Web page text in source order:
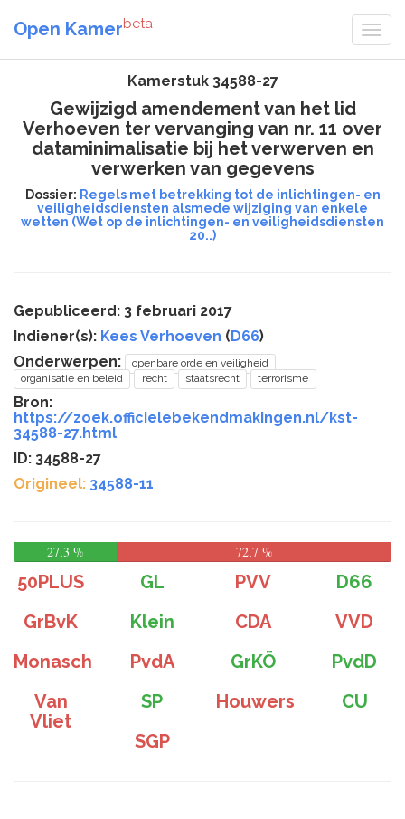
Open Kamerbeta
Kamerstuk 34588-27
Gewijzigd amendement van het lid
Verhoeven ter vervanging van nr. 11 over
dataminimalisatie bij het verwerven en
verwerken van gegevens
Dossier: Regels met betrekking tot de inlichtingen- en
veiligheidsdiensten alsmede wijziging van enkele
wetten (Wet op de inlichtingen- en veiligheidsdiensten
20..)
Gepubliceerd: 3 februari 2017
Indiener(s): Kees Verhoeven (D66)
Onderwerpen:
openbare orde en veiligheid
organisatie en beleid
recht staatsrecht terrorisme
Bron:
https://zoek.officielebekendmakingen.nl/kst-
34588-27.html
ID: 34588-27
Origineel: 34588-11
27,3 % 72,7 %
50PLUS GL PVV
D66
GrBvK
Klein CDA
VVD
Monasch
PvdA GrKÖ
PvdD
Van
Vliet
SP Houwers
CU
SGP